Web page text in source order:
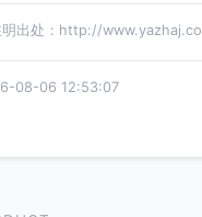
明出处：http://
08-06 12:53:07